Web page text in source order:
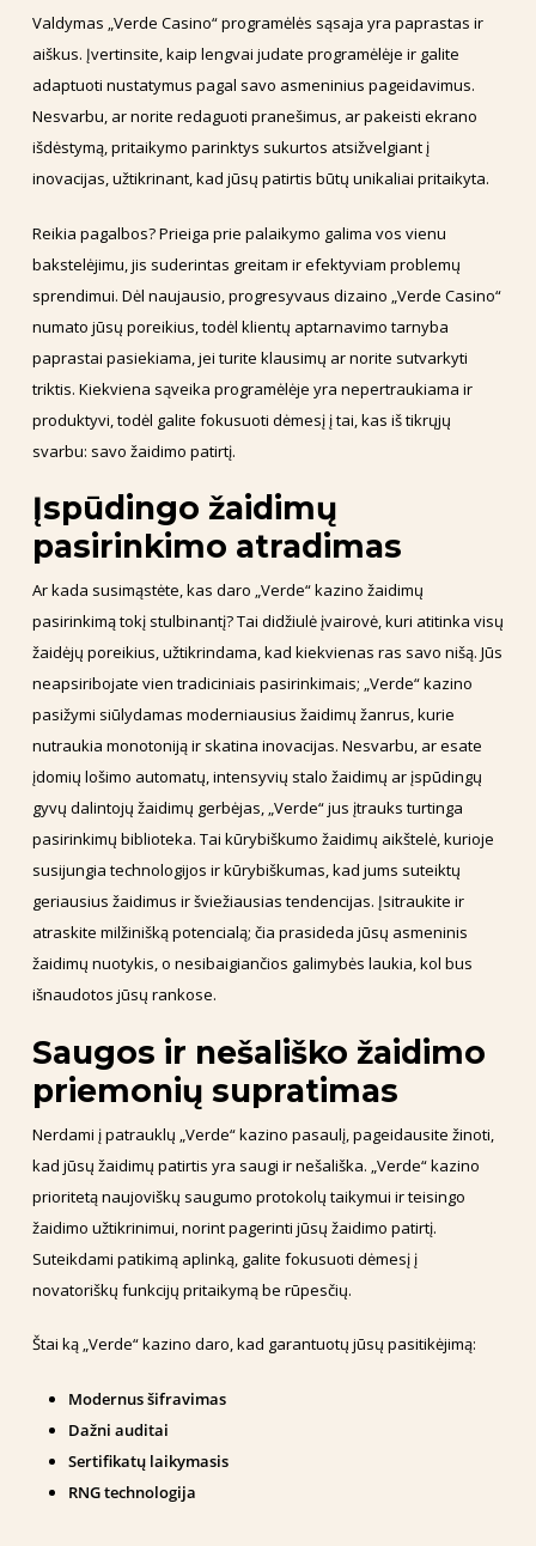
Valdymas „Verde Casino“ programėlės sąsaja yra paprastas ir
aiškus. Įvertinsite, kaip lengvai judate programėlėje ir galite
adaptuoti nustatymus pagal savo asmeninius pageidavimus.
Nesvarbu, ar norite redaguoti pranešimus, ar pakeisti ekrano
išdėstymą, pritaikymo parinktys sukurtos atsižvelgiant į
inovacijas, užtikrinant, kad jūsų patirtis būtų unikaliai pritaikyta.
Reikia pagalbos? Prieiga prie palaikymo galima vos vienu
bakstelėjimu, jis suderintas greitam ir efektyviam problemų
sprendimui. Dėl naujausio, progresyvaus dizaino „Verde Casino“
numato jūsų poreikius, todėl klientų aptarnavimo tarnyba
paprastai pasiekiama, jei turite klausimų ar norite sutvarkyti
triktis. Kiekviena sąveika programėlėje yra nepertraukiama ir
produktyvi, todėl galite fokusuoti dėmesį į tai, kas iš tikrųjų
svarbu: savo žaidimo patirtį.
Įspūdingo žaidimų
pasirinkimo atradimas
Ar kada susimąstėte, kas daro „Verde“ kazino žaidimų
pasirinkimą tokį stulbinantį? Tai didžiulė įvairovė, kuri atitinka visų
žaidėjų poreikius, užtikrindama, kad kiekvienas ras savo nišą. Jūs
neapsiribojate vien tradiciniais pasirinkimais; „Verde“ kazino
pasižymi siūlydamas moderniausius žaidimų žanrus, kurie
nutraukia monotoniją ir skatina inovacijas. Nesvarbu, ar esate
įdomių lošimo automatų, intensyvių stalo žaidimų ar įspūdingų
gyvų dalintojų žaidimų gerbėjas, „Verde“ jus įtrauks turtinga
pasirinkimų biblioteka. Tai kūrybiškumo žaidimų aikštelė, kurioje
susijungia technologijos ir kūrybiškumas, kad jums suteiktų
geriausius žaidimus ir šviežiausias tendencijas. Įsitraukite ir
atraskite milžinišką potencialą; čia prasideda jūsų asmeninis
žaidimų nuotykis, o nesibaigiančios galimybės laukia, kol bus
išnaudotos jūsų rankose.
Saugos ir nešališko žaidimo
priemonių supratimas
Nerdami į patrauklų „Verde“ kazino pasaulį, pageidausite žinoti,
kad jūsų žaidimų patirtis yra saugi ir nešališka. „Verde“ kazino
prioritetą naujoviškų saugumo protokolų taikymui ir teisingo
žaidimo užtikrinimui, norint pagerinti jūsų žaidimo patirtį.
Suteikdami patikimą aplinką, galite fokusuoti dėmesį į
novatoriškų funkcijų pritaikymą be rūpesčių.
Štai ką „Verde“ kazino daro, kad garantuotų jūsų pasitikėjimą:
Modernus šifravimas
Dažni auditai
Sertifikatų laikymasis
RNG technologija